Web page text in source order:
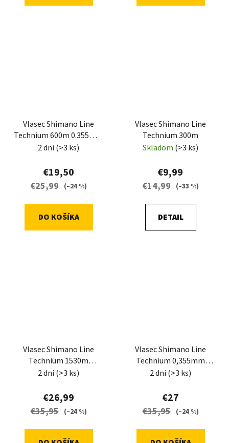
Vlasec Shimano Line
Technium 600m 0.355mm
11.5kg Grey
2 dni (>3 ks)
€19,50
€25,99 (–24 %)
DO KOŠÍKA
Vlasec Shimano Line
Technium 300m
Skladom (>3 ks)
€9,99
€14,99 (–33 %)
DETAIL
Vlasec Shimano Line
Technium 1530m
0,255mm 6,1kg Grey
2 dni (>3 ks)
€26,99
€35,95 (–24 %)
Vlasec Shimano Line
Technium 0,355mm
11,5kg 790m grey
2 dni (>3 ks)
€27
€35,95 (–24 %)